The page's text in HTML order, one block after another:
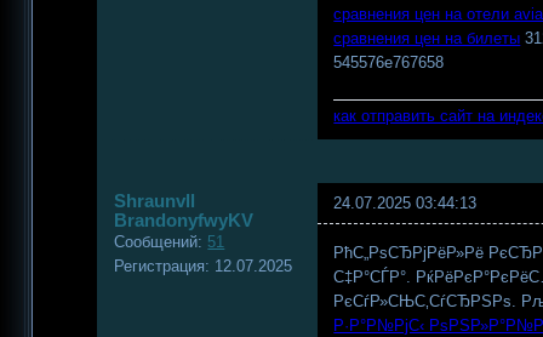
сравнения цен на отели
сравнения цен на билеты
545576e767658
как отправить сайт на
Shraunvll
BrandonyfwyKV
Сообщений: 51
Регистрация: 12.07.2025
24.07.2025 03:44:13
РћС„РѕСЂРјРёР»Рё
С‡Р°СЃР°.
РєСѓР»СЊС‚СѓСЂРЅРѕ.
Р·Р°Р№РјС‹